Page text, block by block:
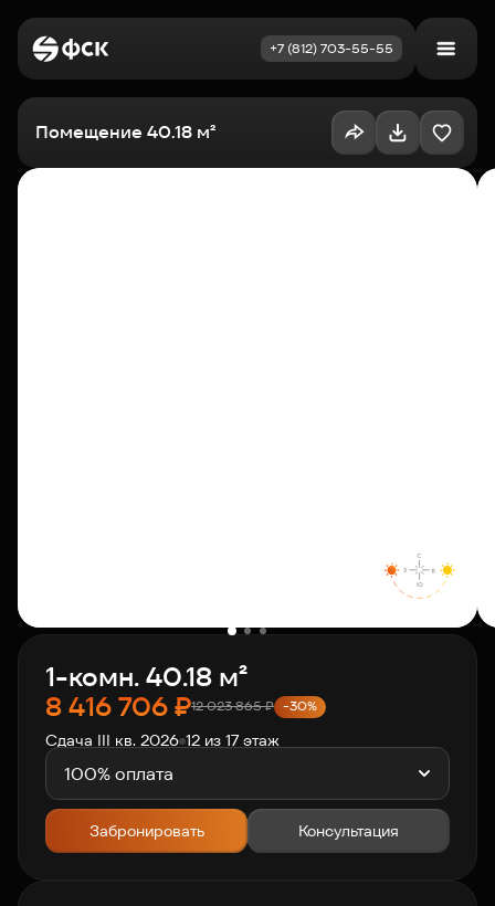
+7 (812) 703-55-55
Контакты
Связаться с нами
+7 812 703-55-55
Помещение 40.18 м²
1-комн. 40.18 м²
8 416 706₽12 023 865₽ -30%
Сдача III кв. 2026 12 из 17 этаж
100% оплата
Забронировать Консультация